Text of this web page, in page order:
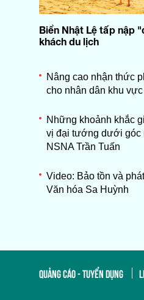
Biển Nhật Lệ tấp nập
khách du lịch
Nâng cao nhận thức
cho nhân dân khu
Những khoảnh khắc
vị đại tướng dưới góc
NSNA Trần Tuấn
Video: Bảo tồn và
Văn hóa Sa Huỳnh
QUẢNG CÁO - TUYỂN DỤNG